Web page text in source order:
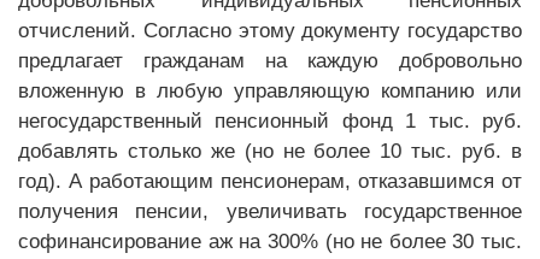
отчислений. Согласно этому документу государство
предлагает гражданам на каждую добровольно
вложенную в любую управляющую компанию или
негосударственный пенсионный фонд 1 тыс. руб.
добавлять столько же (но не более 10 тыс. руб. в
год). А работающим пенсионерам, отказавшимся от
получения пенсии, увеличивать государственное
софинансирование аж на 300% (но не более 30 тыс.